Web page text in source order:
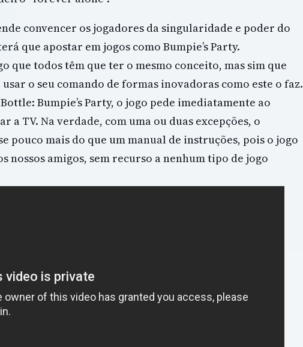
convencer os jogadores da singularidade e poder do
que apostar em jogos como Bumpie’s Party.
que todos têm que ter o mesmo conceito, mas sim que
o seu comando de formas inovadoras como este o faz.
Bumpie’s Party, o jogo pede imediatamente ao
a TV. Na verdade, com uma ou duas excepções, o
pouco mais do que um manual de instruções, pois o jogo
nossos amigos, sem recurso a nenhum tipo de jogo